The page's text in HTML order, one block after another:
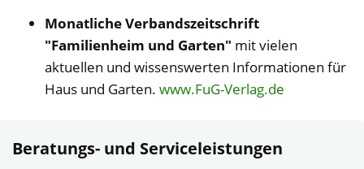
Monatliche Verbandszeitschrift
"Familienheim und Garten" mit vielen
aktuellen und wissenswerten Informationen für
Haus und Garten. www.FuG-Verlag.de
Beratungs- und Serviceleistungen